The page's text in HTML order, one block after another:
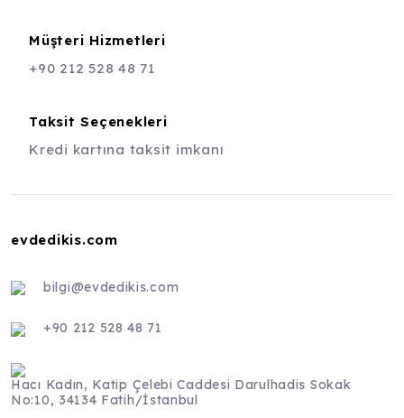
Müşteri Hizmetleri
+90 212 528 48 71
Taksit Seçenekleri
Kredi kartına taksit imkanı
evdedikis.com
bilgi@evdedikis.com
+90 212 528 48 71
Hacı Kadın, Katip Çelebi Caddesi Darulhadis Sokak
No:10, 34134 Fatih/İstanbul